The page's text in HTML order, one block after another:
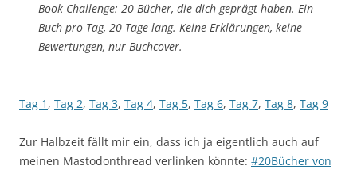
Book Challenge: 20 Bücher, die dich geprägt haben. Ein
Buch pro Tag, 20 Tage lang. Keine Erklärungen, keine
Bewertungen, nur Buchcover.
Tag 1 , Tag 2, Tag 3, Tag 4, Tag 5, Tag 6, Tag 7, Tag 8, Tag 9
Zur Halbzeit fällt mir ein, dass ich ja eigentlich auch auf
meinen Mastodonthread verlinken könnte: #20Bücher von